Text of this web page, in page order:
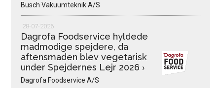
Busch Vakuumteknik A/S
28-07-2026
Dagrofa Foodservice hyldede
madmodige spejdere, da
aftensmaden blev vegetarisk
under Spejdernes Lejr 2026 ›
Dagrofa Foodservice A/S